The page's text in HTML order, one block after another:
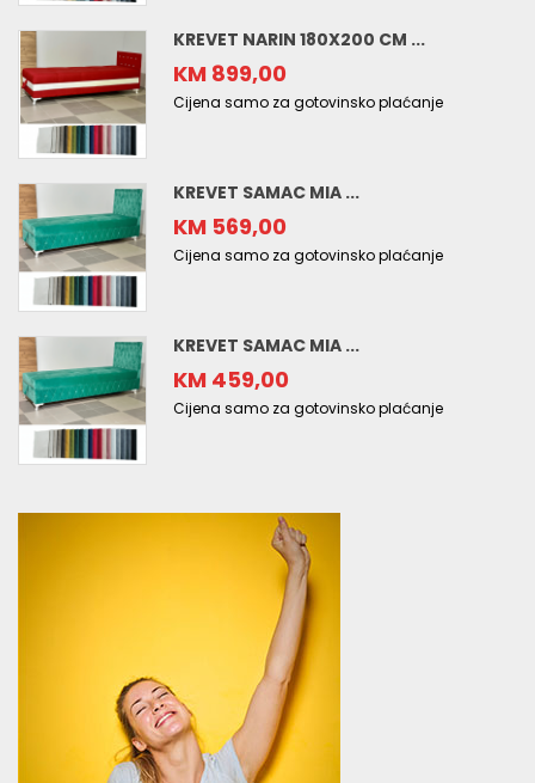
KREVET NARIN 180X200 CM ...
KM 899,00
Cijena samo za gotovinsko plaćanje
KREVET SAMAC MIA ...
KM 569,00
Cijena samo za gotovinsko plaćanje
KREVET SAMAC MIA ...
KM 459,00
Cijena samo za gotovinsko plaćanje